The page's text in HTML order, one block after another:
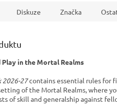
Diskuze Značka
in the Mortal Realms
2026-27contains essential rules for
of the Mortal Realms, where
of skill and generalship against